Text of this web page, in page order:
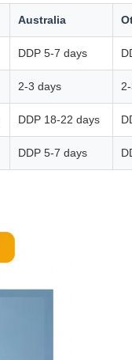
Australia
DDP 5-7 days
2-3 days
DDP 18-22 days
DDP 5-7 days